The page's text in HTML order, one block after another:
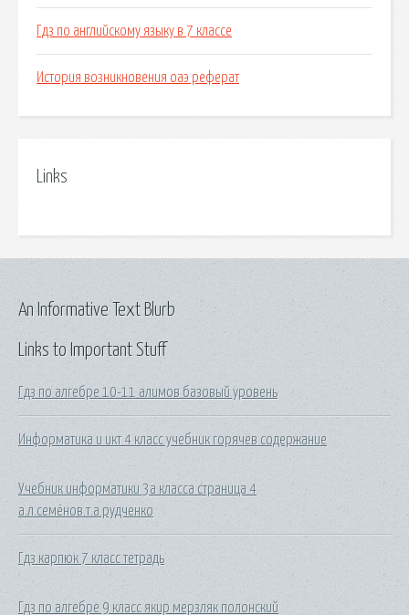
Гдз по английскому языку в 7 классе
История возникновения оаэ реферат
Links
Links to Important Stuff
Гдз по алгебре 10-11 алимов базовый уровень
Информатика и икт 4 класс учебник горячев содержание
Учебник информатики 3а класса страница 4
а.л.семёнов.т.а.рудченко
Гдз карпюк 7 класс тетрадь
Гдз по алгебре 9 класс якир мерзляк полонский
An Informative Text Blurb